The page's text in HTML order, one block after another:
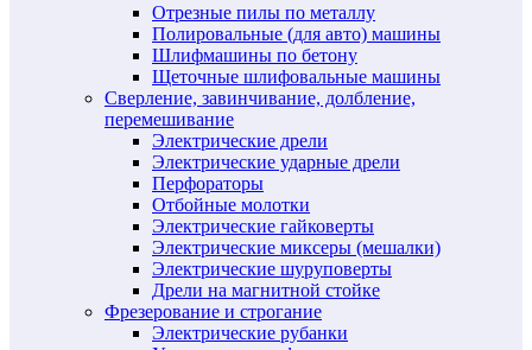
Отрезные пилы по металлу
Полировальные (для авто) машины
Шлифмашины по бетону
Щеточные шлифовальные машины
Сверление, завинчивание, долбление,
перемешивание
Электрические дрели
Электрические ударные дрели
Перфораторы
Отбойные молотки
Электрические гайковерты
Электрические миксеры (мешалки)
Электрические шуруповерты
Дрели на магнитной стойке
Фрезерование и строгание
Электрические рубанки